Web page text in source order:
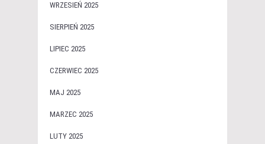
WRZESIEŃ 2025
SIERPIEŃ 2025
LIPIEC 2025
CZERWIEC 2025
MAJ 2025
MARZEC 2025
LUTY 2025